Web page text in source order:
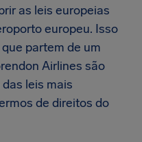
as leis europeias
europeu. Isso
partem de um
Airlines são
leis mais
de direitos do